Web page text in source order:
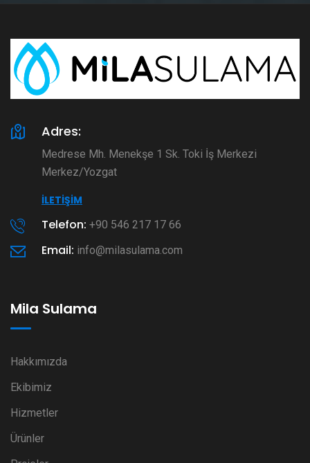
Adres:
Medrese Mh. Menekşe 1 Sk. Toki İş Merkezi
Merkez/Yozgat
İLETIŞIM
Telefon: +90 546 217 17 66
Email: info@milasulama.com
Mila Sulama
Hakkımızda
Ekibimiz
Hizmetler
Ürünler